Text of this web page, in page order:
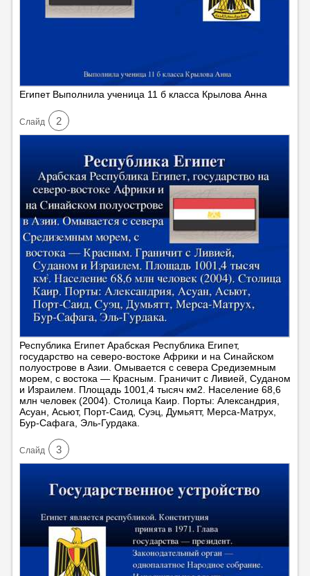
Египет Выполнила ученица 11 б класса Крылова Анна
Cлайд 2
Республика Египет Арабская Республика Египет,
государство на северо-востоке Африки и на Синайском
полуострове в Азии. Омывается с севера Средиземным
морем, с востока — Красным. Граничит с Ливией, Суданом
и Израилем. Площадь 1001,4 тысяч км2. Население 68,6
млн человек (2004). Столица Каир. Порты: Александрия,
Асуан, Асьют, Порт-Саид, Суэц, Думьятт, Мерса-Матрух,
Бур-Сафага, Эль-Гурдака.
Cлайд 3